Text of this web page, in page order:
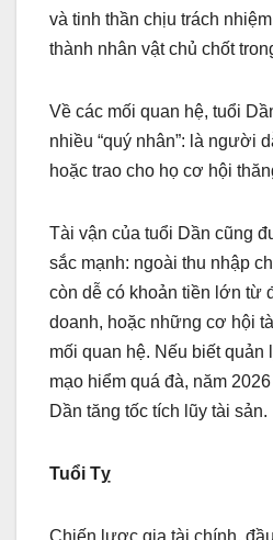
và tinh thần chịu trách
thành nhân vật chủ chốt
Về các mối quan hệ, tuổi
nhiều “quý nhân”: là người
hoặc trao cho họ cơ hội
Tài vận của tuổi Dần cũng
sắc mạnh: ngoài thu nhập
còn dễ có khoản tiền lớn từ
doanh, hoặc những cơ hội
mối quan hệ. Nếu biết quản
mạo hiểm quá đà, năm
Dần tăng tốc tích lũy tài sản.
Tuổi Tỵ
Chiến lược gia tài chính,